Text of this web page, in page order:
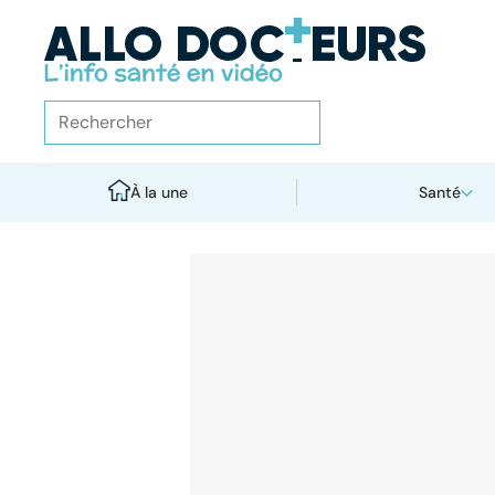
À la une Santé